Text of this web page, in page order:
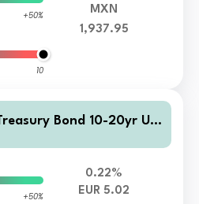
+50%
10
MXN
1,937.95
Bond 10-20yr UC
+50%
0.22%
EUR 5.02